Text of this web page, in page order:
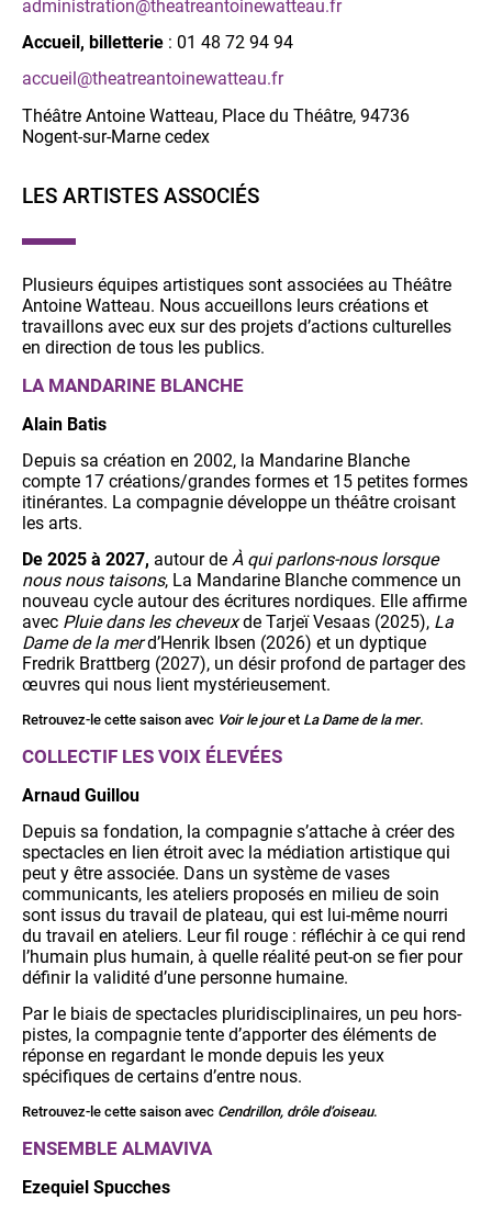
administration@theatreantoinewatteau.fr
Accueil, billetterie : 01 48 72 94 94
accueil@theatreantoinewatteau.fr
Théâtre Antoine Watteau, Place du Théâtre, 94736
Nogent-sur-Marne cedex
LES ARTISTES ASSOCIÉS
Plusieurs équipes artistiques sont associées au Théâtre
Antoine Watteau. Nous accueillons leurs créations et
travaillons avec eux sur des projets d’actions culturelles
en direction de tous les publics.
LA MANDARINE BLANCHE
Alain Batis
Depuis sa création en 2002, la Mandarine Blanche
compte 17 créations/grandes formes et 15 petites formes
itinérantes. La compagnie développe un théâtre croisant
les arts.
De 2025 à 2027, autour de À qui parlons-nous lorsque
nous nous taisons, La Mandarine Blanche commence un
nouveau cycle autour des écritures nordiques. Elle affirme
avec Pluie dans les cheveuxde Tarjeï Vesaas (2025), La
Dame de la merd’Henrik Ibsen (2026) et un dyptique
Fredrik Brattberg (2027), un désir profond de partager des
œuvres qui nous lient mystérieusement.
Retrouvez-le cette saison avec Voir le jouret La Dame de la mer.
COLLECTIF LES VOIX ÉLEVÉES
Arnaud Guillou
Depuis sa fondation, la compagnie s’attache à créer des
spectacles en lien étroit avec la médiation artistique qui
peut y être associée. Dans un système de vases
communicants, les ateliers proposés en milieu de soin
sont issus du travail de plateau, qui est lui-même nourri
du travail en ateliers. Leur fil rouge : réfléchir à ce qui rend
l’humain plus humain, à quelle réalité peut-on se fier pour
définir la validité d’une personne humaine.​
Par le biais de spectacles pluridisciplinaires, un peu hors-
pistes, la compagnie tente d’apporter des éléments de
réponse en regardant le monde depuis les yeux
spécifiques de certains d’entre nous.
Retrouvez-le cette saison avec Cendrillon, drôle d’oiseau.
ENSEMBLE ALMAVIVA
Ezequiel Spucches